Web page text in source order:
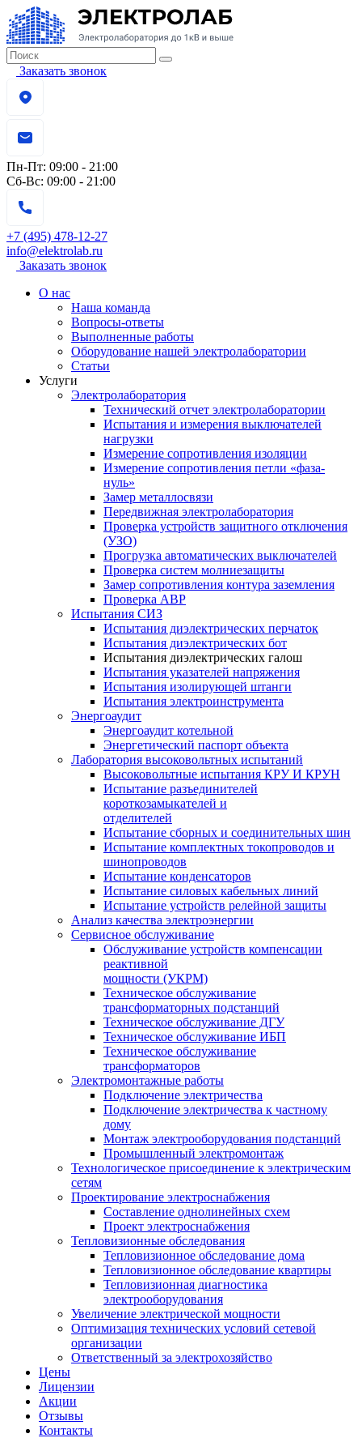
Заказать звонок
Пн-Пт: 09:00 - 21:00
Сб-Вс: 09:00 - 21:00
+7 (495) 478-12-27
info@elektrolab.ru
Заказать звонок
О нас
Наша команда
Вопросы-ответы
Выполненные работы
Оборудование нашей электролаборатории
Статьи
Услуги
Электролаборатория
Технический отчет электролаборатории
Испытания и измерения выключателей
нагрузки
Измерение сопротивления изоляции
Измерение сопротивления петли «фаза-
нуль»
Замер металлосвязи
Передвижная электролаборатория
Проверка устройств защитного отключения
(УЗО)
Прогрузка автоматических выключателей
Проверка систем молниезащиты
Замер сопротивления контура заземления
Проверка АВР
Испытания СИЗ
Испытания диэлектрических перчаток
Испытания диэлектрических бот
Испытания диэлектрических галош
Испытания указателей напряжения
Испытания изолирующей штанги
Испытания электроинструмента
Энергоаудит
Энергоаудит котельной
Энергетический паспорт объекта
Лаборатория высоковольтных испытаний
Высоковольтные испытания КРУ И КРУН
Испытание разъединителей
короткозамыкателей и
отделителей
Испытание сборных и соединительных шин
Испытание комплектных токопроводов и
шинопроводов
Испытание конденсаторов
Испытание силовых кабельных линий
Испытание устройств релейной защиты
Анализ качества электроэнергии
Сервисное обслуживание
Обслуживание устройств компенсации
реактивной
мощности (УКРМ)
Техническое обслуживание
трансформаторных подстанций
Техническое обслуживание ДГУ
Техническое обслуживание ИБП
Техническое обслуживание
трансформаторов
Электромонтажные работы
Подключение электричества
Подключение электричества к частному
дому
Монтаж электрооборудования подстанций
Промышленный электромонтаж
Технологическое присоединение к электрическим
сетям
Проектирование электроснабжения
Составление однолинейных схем
Проект электроснабжения
Тепловизионные обследования
Тепловизионное обследование дома
Тепловизионное обследование квартиры
Тепловизионная диагностика
электрооборудования
Увеличение электрической мощности
Оптимизация технических условий сетевой
организации
Ответственный за электрохозяйство
Цены
Лицензии
Акции
Отзывы
Контакты